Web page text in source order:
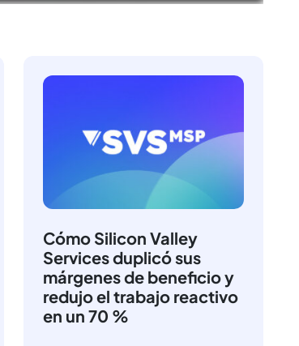
Cómo Silicon Valley
Services duplicó sus
márgenes de beneficio y
redujo el trabajo reactivo
en un 70 %